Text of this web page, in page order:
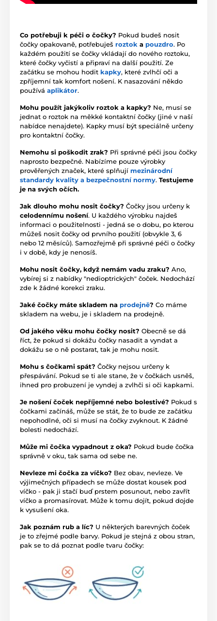
Co potřebuji k péči o čočky? Pokud budeš nosit
čočky opakovaně, potřebuješ roztok a pouzdro. Po
každém použití se čočky vkládají do nového roztoku,
které čočky vyčistí a připraví na další použití. Ze
začátku se mohou hodit kapky, které zvlhčí oči a
zpříjemní tak komfort nošení. K nasazování někdo
používá aplikátor.
Mohu použít jakýkoliv roztok a kapky? Ne, musí se
jednat o roztok na měkké kontaktní čočky (jiné v naší
nabídce nenajdete). Kapky musí být speciálně určeny
pro kontaktní čočky.
Nemohu si poškodit zrak? Při správné péči jsou čočky
naprosto bezpečné. Nabízíme pouze výrobky
prověřených značek, které splňují mezinárodní
standardy kvality a bezpečnostní normy. Testujeme
je na svých očích.
Jak dlouho mohu nosit čočky? Čočky jsou určeny k
celodennímu nošení. U každého výrobku najdeš
informaci o použitelnosti - jedná se o dobu, po kterou
můžeš nosit čočky od prvního použití (obvykle 3, 6
nebo 12 měsíců). Samozřejmě při správné péči o čočky
i v době, kdy je nenosíš.
Mohu nosit čočky, když nemám vadu zraku? Ano,
vybírej si z nabídky "nedioptrických" čoček. Nedochází
zde k žádné korekci zraku.
Jaké čočky máte skladem na prodejně? Co máme
skladem na webu, je i skladem na prodejně.
Od jakého věku mohu čočky nosit? Obecně se dá
říct, že pokud si dokážu čočky nasadit a vyndat a
dokážu se o ně postarat, tak je mohu nosit.
Mohu s čočkami spát? Čočky nejsou určeny k
přespávání. Pokud se ti ale stane, že v čočkách usněš,
ihned pro probuzení je vyndej a zvlhči si oči kapkami.
Je nošení čoček nepříjemné nebo bolestivé? Pokud s
čočkami začínáš, může se stát, že to bude ze začátku
nepohodlné, oči si musí na čočky zvyknout. K žádné
bolesti nedochází.
Může mi čočka vypadnout z oka? Pokud bude čočka
správně v oku, tak sama od sebe ne.
Nevleze mi čočka za víčko? Bez obav, nevleze. Ve
výjimečných případech se může dostat kousek pod
víčko - pak ji stačí buď prstem posunout, nebo zavřít
víčko a promasírovat. Může k tomu dojít, pokud dojde
k vysušení oka.
Jak poznám rub a líc? U některých barevných čoček
je to zřejmé podle barvy. Pokud je stejná z obou stran,
pak se to dá poznat podle tvaru čočky: